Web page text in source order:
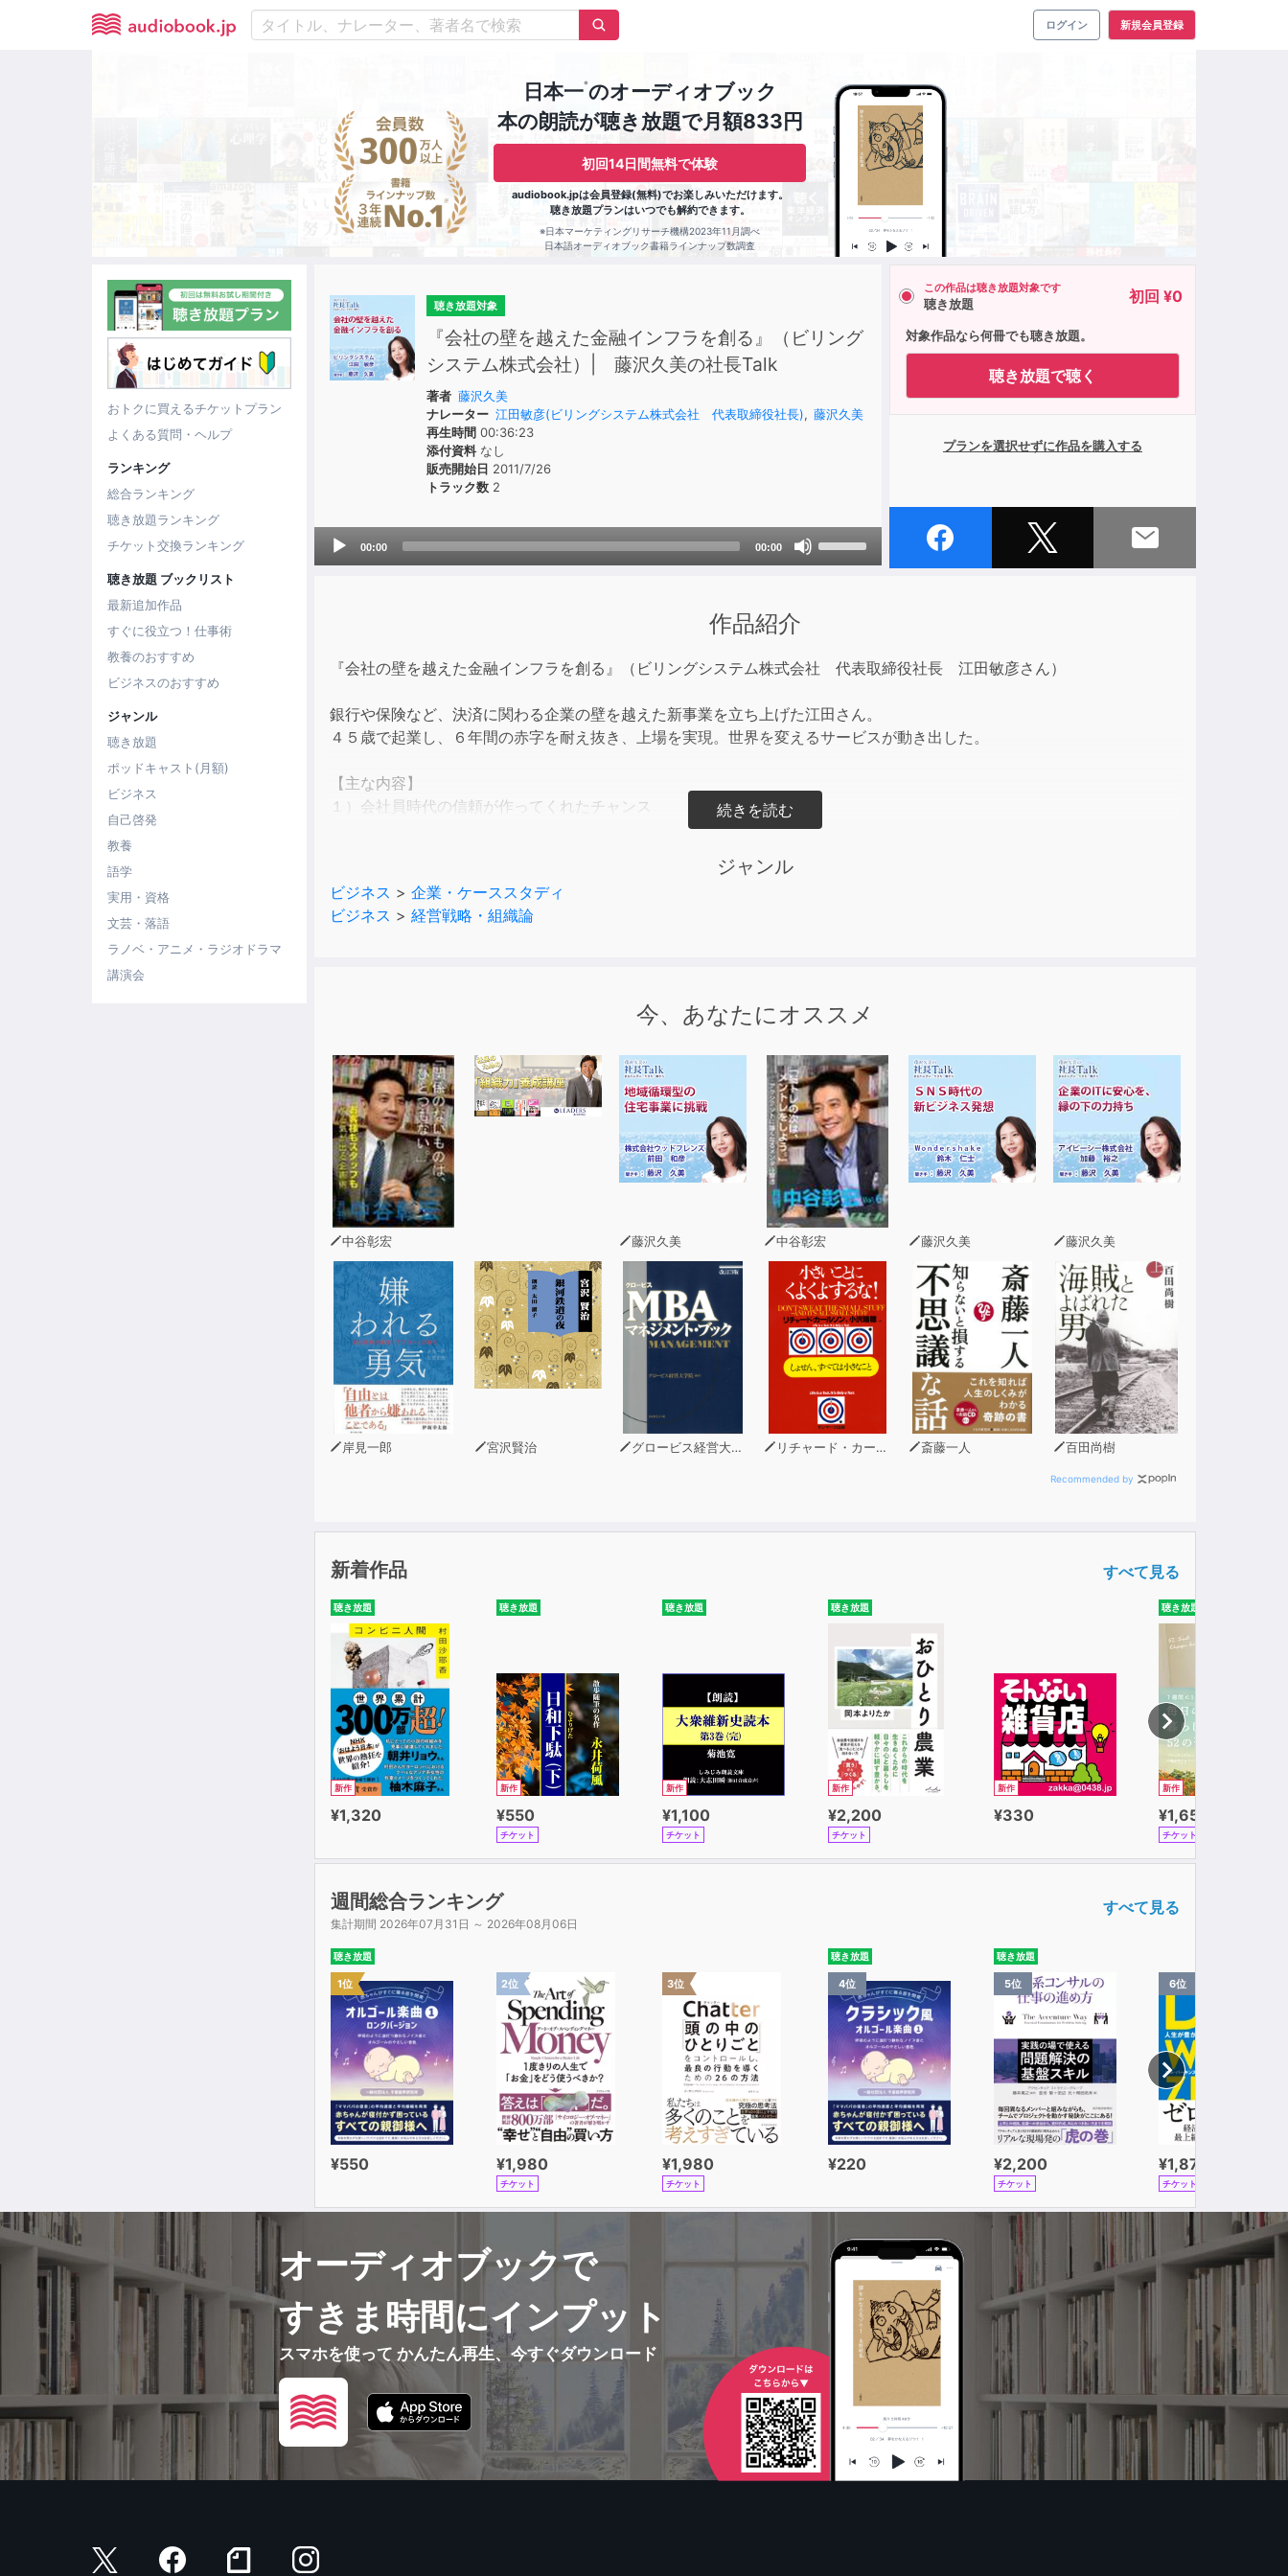
ログイン 新規会員登録
日本一※のオーディオブック
本の朗読が聴き放題で月額833円
初回14日間無料で体験
audiobook.jpは会員登録(無料)でお楽しみいただけます。
聴き放題プランはいつでも解約できます。
※日本マーケティングリサーチ機構2023年11月調べ
日本語オーディオブック書籍ラインナップ数調査
おトクに買えるチケットプラン
よくある質問・ヘルプ
ランキング
総合ランキング
聴き放題ランキング
チケット交換ランキング
聴き放題 ブックリスト
最新追加作品
すぐに役立つ！仕事術
教養のおすすめ
ビジネスのおすすめ
ジャンル
聴き放題
ポッドキャスト(月額)
ビジネス
自己啓発
教養
語学
実用・資格
文芸・落語
ラノベ・アニメ・ラジオドラマ
講演会
聴き放題対象
『会社の壁を越えた金融インフラを創る』（ビリング
システム株式会社）| 藤沢久美の社長Talk
著者 藤沢久美
ナレーター 江田敏彦(ビリングシステム株式会社 代表取締役社長), 藤沢久美
再生時間 00:36:23
添付資料なし
販売開始日 2011/7/26
トラック数 2
Audio
00:00 00:00
or
volume.
この作品は聴き放題対象です
聴き放題 初回 ¥0
対象作品なら何冊でも聴き放題。
聴き放題で聴く
プランを選択せずに作品を購入する
作品紹介
『会社の壁を越えた金融インフラを創る』（ビリングシステム株式会社 代表取締役社長 江田敏彦さん）
銀行や保険など、決済に関わる企業の壁を越えた新事業を立ち上げた江田さん。
４５歳で起業し、６年間の赤字を耐え抜き、上場を実現。世界を変えるサービスが動き出した。
【主な内容】
１）会社員時代の信頼が作ってくれたチャンス
５)すべての生情報は決済情報にある(放送日：2011年7月5日)
ジャンル
ビジネス > 企業・ケーススタディ
ビジネス > 経営戦略・組織論
今、あなたにオススメ
中谷彰宏 藤沢久美 中谷彰宏 藤沢久美 藤沢久美
岸見一郎 宮沢賢治 グロービス経営大学院 リチャード・カールソン 斎藤一人 百田尚樹
Recommended by
新着作品 すべて見る
聴き放題
新作
¥1,320
聴き放題
新作
¥550
チケット
聴き放題
新作
¥1,100
チケット
聴き放題
新作
¥2,200
チケット
新作
¥330
聴き放題
新作
¥1,650
チケット
週間総合ランキング
集計期間 2026年07月31日 ～ 2026年08月06日
すべて見る
聴き放題
1位
¥550
2位
¥1,980
チケット
3位
¥1,980
チケット
聴き放題
4位
¥220
聴き放題
5位
¥2,200
チケット
6位
¥1,870
チケット
オーディオブックで
すきま時間にインプット
スマホを使って かんたん再生、今すぐダウンロード